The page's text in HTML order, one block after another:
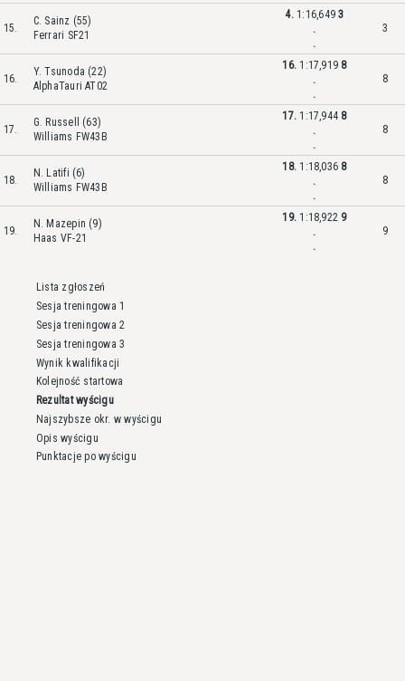
15.
C. Sainz (55)
Ferrari SF21
4. 1:16,6493
.
.
3
16.
Y. Tsunoda (22)
AlphaTauri AT02
16. 1:17,919 8
.
.
8
17.
G. Russell (63)
Williams FW43B
17. 1:17,944 8
.
.
8
18.
N. Latifi (6)
Williams FW43B
18. 1:18,036 8
.
.
8
19.
N. Mazepin (9)
Haas VF-21
19. 1:18,922 9
.
.
9
Lista zgłoszeń
Sesja treningowa 1
Sesja treningowa 2
Sesja treningowa 3
Wynik kwalifikacji
Kolejność startowa
Rezultat wyścigu
Najszybsze okr. w wyścigu
Opis wyścigu
Punktacje po wyścigu